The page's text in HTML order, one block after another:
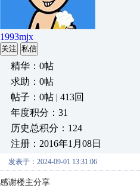
1993mjx
关注 私信
精华：0帖
求助：0帖
帖子：0帖 | 413回
年度积分：31
历史总积分：124
注册：2016年1月08日
发表于：2024-09-01 13:31:06
感谢楼主分享